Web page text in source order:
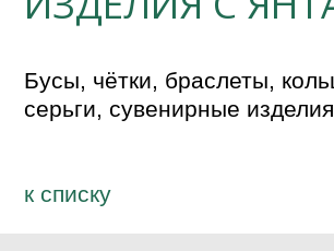
Бусы, чётки, браслеты,
серьги, сувенирные изделия
к спиcку